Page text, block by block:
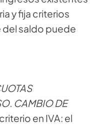
y fija criterios
del saldo puede
CAMBIO DE
en IVA: el